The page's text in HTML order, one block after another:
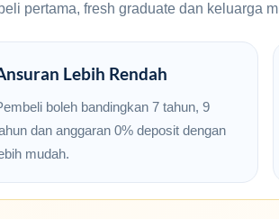
pertama, fresh graduate dan keluarga
Lebih Rendah
boleh bandingkan 7 tahun, 9
dan anggaran 0% deposit dengan
mudah.